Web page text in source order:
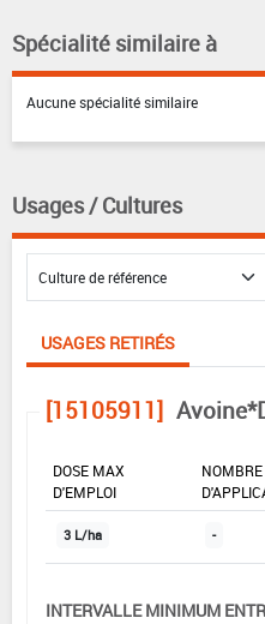
Spécialité similaire à
Aucune spécialité similaire
Usages / Cultures
USAGES RETIRÉS
[15105911]
DOSE MAX
D'EMPLOI
3 L/ha -
INTERVALLE MINIMUM